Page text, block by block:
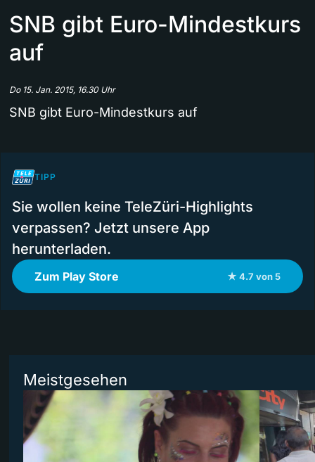
SNB gibt Euro-Mindestkurs
auf
Do 15. Jan. 2015, 16.30 Uhr
SNB gibt Euro-Mindestkurs auf
TIPP
Sie wollen keine TeleZüri-Highlights
verpassen? Jetzt unsere App
herunterladen.
Zum Play Store ★ 4.7 von 5
Meistgesehen